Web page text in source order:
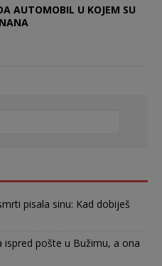
AUTOMOBIL U KOJEM SU
pisala sinu: Kad dobiješ
pošte u Bužimu, a ona